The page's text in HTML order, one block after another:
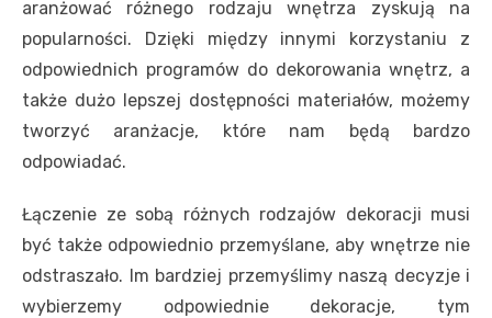
aranżować różnego rodzaju wnętrza zyskują na
popularności. Dzięki między innymi korzystaniu z
odpowiednich programów do dekorowania wnętrz, a
także dużo lepszej dostępności materiałów, możemy
tworzyć aranżacje, które nam będą bardzo
odpowiadać.
Łączenie ze sobą różnych rodzajów dekoracji musi
być także odpowiednio przemyślane, aby wnętrze nie
odstraszało. Im bardziej przemyślimy naszą decyzje i
wybierzemy odpowiednie dekoracje, tym